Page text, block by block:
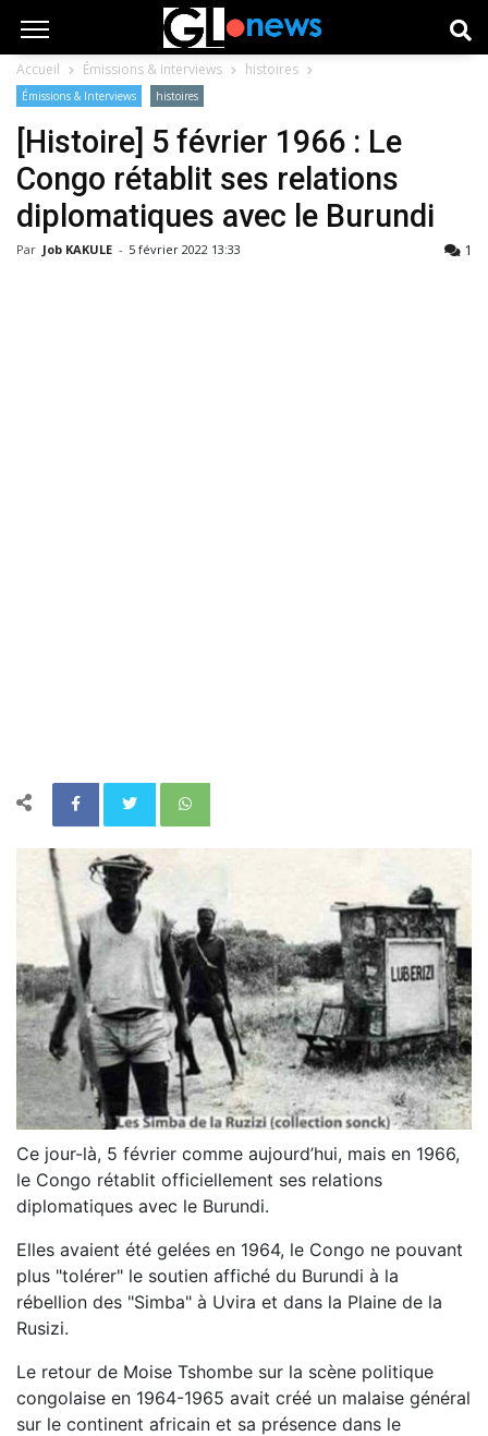
Accueil Émissions & Interviews histoires
Émissions & Interviews histoires
[Histoire] 5 février 1966 : Le
Congo rétablit ses relations
diplomatiques avec le Burundi
Par Job KAKULE - 5 février 2022 13:33 1
Ce jour-là, 5 février comme aujourd’hui, mais en 1966,
le Congo rétablit officiellement ses relations
diplomatiques avec le Burundi.
Elles avaient été gelées en 1964, le Congo ne pouvant
plus "tolérer" le soutien affiché du Burundi à la
rébellion des "Simba" à Uvira et dans la Plaine de la
Rusizi.
Le retour de Moise Tshombe sur la scène politique
congolaise en 1964-1965 avait créé un malaise général
sur le continent africain et sa présence dans le